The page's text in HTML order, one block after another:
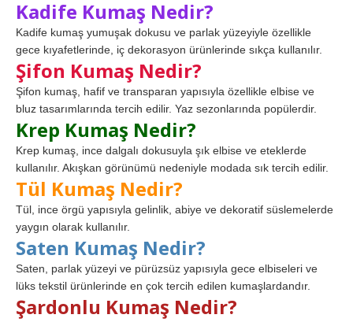
Kadife Kumaş Nedir?
Kadife kumaş yumuşak dokusu ve parlak yüzeyiyle özellikle
gece kıyafetlerinde, iç dekorasyon ürünlerinde sıkça kullanılır.
Şifon Kumaş Nedir?
Şifon kumaş, hafif ve transparan yapısıyla özellikle elbise ve
bluz tasarımlarında tercih edilir. Yaz sezonlarında popülerdir.
Krep Kumaş Nedir?
Krep kumaş, ince dalgalı dokusuyla şık elbise ve eteklerde
kullanılır. Akışkan görünümü nedeniyle modada sık tercih edilir.
Tül Kumaş Nedir?
Tül, ince örgü yapısıyla gelinlik, abiye ve dekoratif süslemelerde
yaygın olarak kullanılır.
Saten Kumaş Nedir?
Saten, parlak yüzeyi ve pürüzsüz yapısıyla gece elbiseleri ve
lüks tekstil ürünlerinde en çok tercih edilen kumaşlardandır.
Şardonlu Kumaş Nedir?